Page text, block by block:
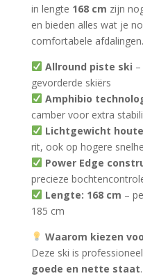
in lengte 168 cm zijn
en bieden alles wat je
comfortabele afdalingen.
Allround piste ski
gevorderde skiërs
Amphibio
camber voor extra
Lichtgewicht
rit, ook op hogere
Power Edge
precieze
Lengte: 168 cm –
185 cm
Waarom kiezen
Deze ski is
goede en nette staat